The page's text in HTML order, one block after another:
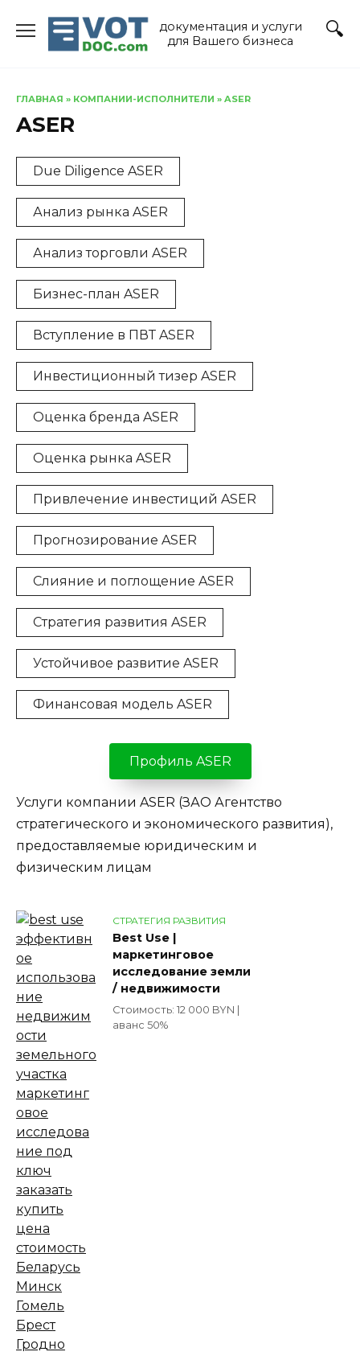
содержанию
документация и услуги
для Вашего бизнеса
ГЛАВНАЯ » КОМПАНИИ-ИСПОЛНИТЕЛИ » ASER
ASER
Due Diligence ASER
Анализ рынка ASER
Анализ торговли ASER
Бизнес-план ASER
Вступление в ПВТ ASER
Инвестиционный тизер ASER
Оценка бренда ASER
Оценка рынка ASER
Привлечение инвестиций ASER
Прогнозирование ASER
Слияние и поглощение ASER
Стратегия развития ASER
Устойчивое развитие ASER
Финансовая модель ASER
Профиль ASER
Услуги компании ASER (ЗАО Агентство
стратегического и экономического развития),
предоставляемые юридическим и
физическим лицам
СТРАТЕГИЯ РАЗВИТИЯ
Best Use |
маркетинговое
исследование земли
/ недвижимости
Стоимость: 12 000 BYN |
аванс 50%